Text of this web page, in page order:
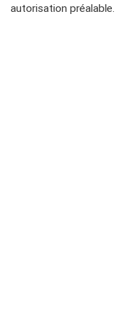
autorisation préalable.